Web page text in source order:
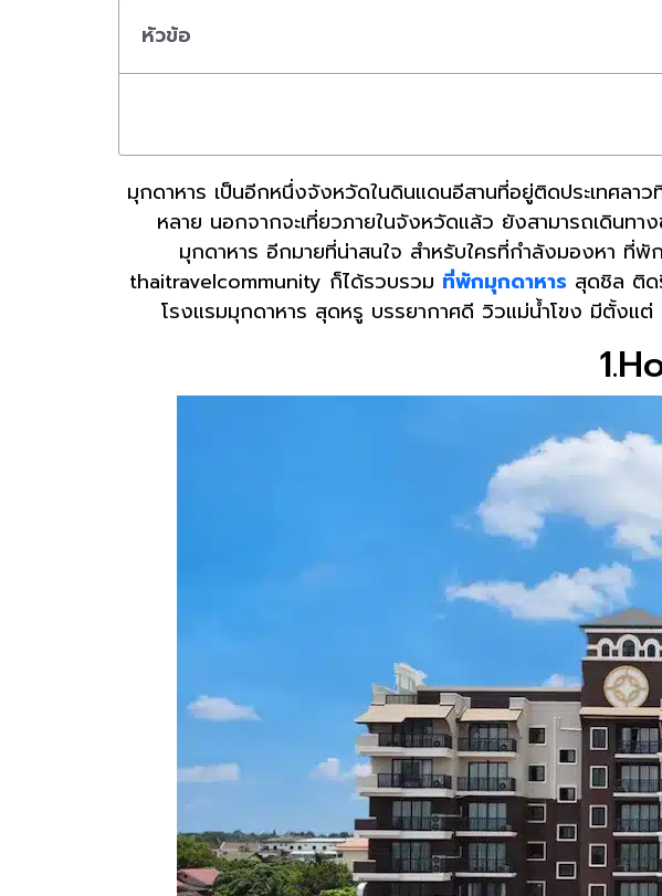
หัวข้อ
มุกดาหาร เป็นอีกหนึ่งจังหวัดในดินแดนอีสานที่อยู่ติดประเทศลา
หลาย นอกจากจะเที่ยวภายในจังหวัดแล้ว ยังสามารถเดินทา
มุกดาหาร อีกมายที่น่าสนใจ สำหรับใครที่กำลังมองหา ที่
thaitravelcommunity ก็ได้รวบรวม ที่พักมุกดาหาร สุดชิล ติด
โรงแรมมุกดาหาร สุดหรู บรรยากาศดี วิวแม่น้ำโขง มีตั้งแ